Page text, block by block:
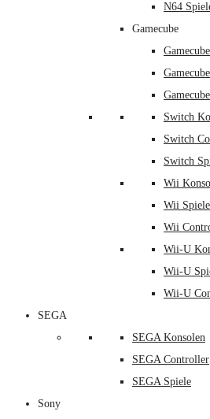
N64
Gamecube
Switch
Switch
Switch
Wii
Wii Spiele
Wii
Wii-U
Wii-U
Wii-U
SEGA
SEGA Konsolen
SEGA Controller
SEGA Spiele
Sony